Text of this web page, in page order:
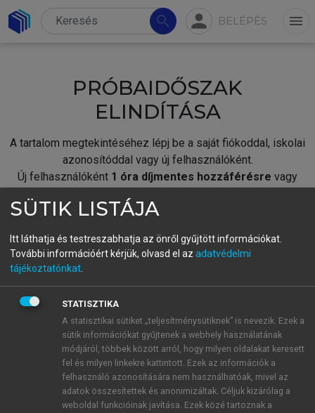
search person BELÉPÉS menu
PRÓBAIDŐSZAK
ELINDÍTÁSA
A tartalom megtekintéséhez lépj be a saját fiókoddal, iskolai
azonosítóddal vagy új felhasználóként.
Új felhasználóként 1 óra díjmentes hozzáférésre vagy
fiókoddal,vagy hozz létre új fiókot.
A regisztráció után apróbaidőszakautomatikusan
BELÉPÉS SAJÁT FIÓKKAL
ÚJ FIÓK LÉTREHOZÁSA
1 óra díjmentes hozzáférés
E-MAIL-CÍM
SÜTIK LISTÁJA
Itt láthatja és testreszabhatja az önről gyűjtött információkat.
További információért kérjük, olvasd el az adatvédelmi
tájékoztatónkat
STATISZTIKA
A statisztikai sütiket „teljesítménysütiknek” is nevezik. Ezek a
sütik információkat gyűjtenek a webhely használatának
módjáról, többek között arról, hogy milyen oldalakat keresett
fel és milyen linkekre kattintott. Ezek az információk a
felhasználó azonosítására nem használhatóak, mivel az
adatok összesítettek és anonimizáltak. Céljuk kizárólag a
weboldal funkcióinak javítása. Ezek közé tartoznak a